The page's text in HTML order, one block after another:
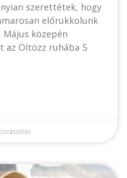
szerettétek, hogy
előrukkolunk
Május közepén
Öltözz ruhába 5